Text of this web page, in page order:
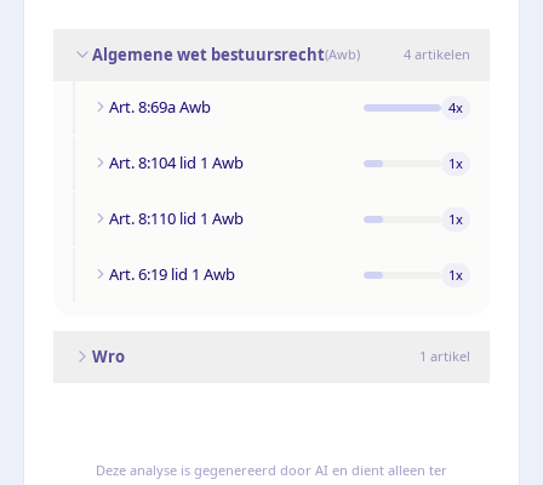
Algemene wet bestuursrecht(Awb) 4 artikelen
Art. 8:69a Awb 4x
Art. 8:104 lid 1 Awb 1x
Art. 8:110 lid 1 Awb 1x
Art. 6:19 lid 1 Awb 1x
Wro 1 artikel
Deze analyse is gegenereerd door AI en dient alleen ter